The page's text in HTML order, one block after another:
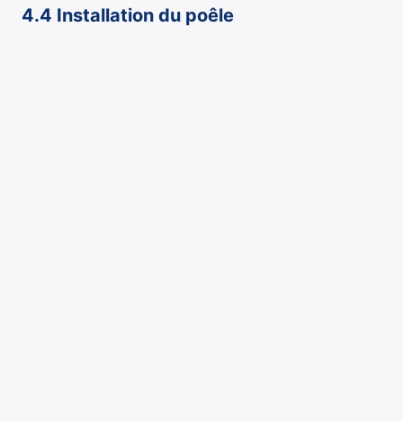
4.4 Installation du poêle